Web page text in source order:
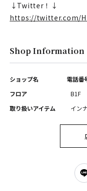
⁡↓Twitter！↓
https://twitter.com/
Shop Information
ショップ名 電話番
フロア
B1F
取り扱いアイテム
イン